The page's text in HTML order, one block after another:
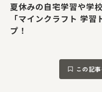
夏休みの自宅学習や学
「マインクラフト 学
プ！
この記